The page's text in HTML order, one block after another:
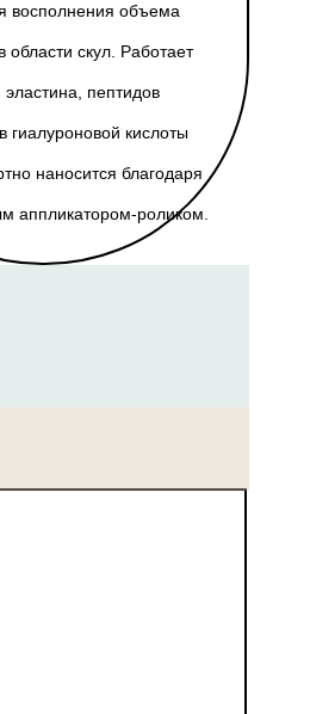
восполнения объема
области скул. Работает
эластина, пептидов
гиалуроновой кислоты
наносится благодаря
аппликатором-роликом.